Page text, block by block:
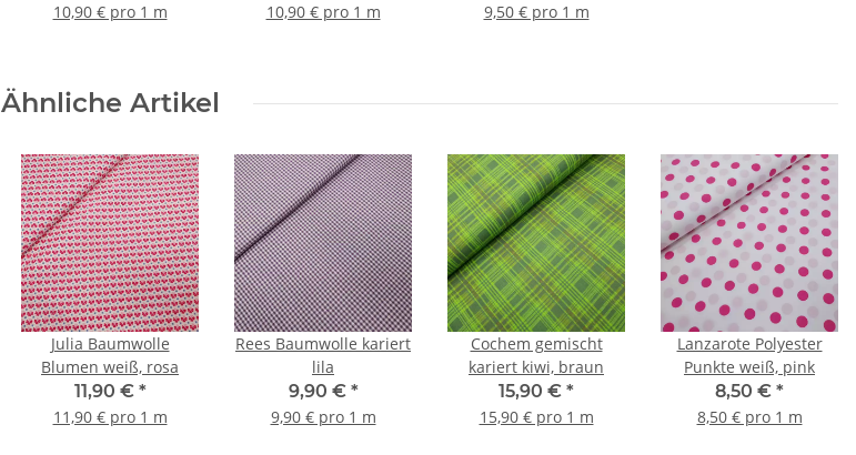
10,90 € pro 1 m
10,90 € pro 1 m
9,50 € pro 1 m
Ähnliche Artikel
Julia Baumwolle
Blumen weiß, rosa
11,90 € *
11,90 € pro 1 m
Rees Baumwolle kariert
lila
9,90 € *
9,90 € pro 1 m
Cochem gemischt
kariert kiwi, braun
15,90 € *
15,90 € pro 1 m
Lanzarote Polyester
Punkte weiß, pink
8,50 € *
8,50 € pro 1 m